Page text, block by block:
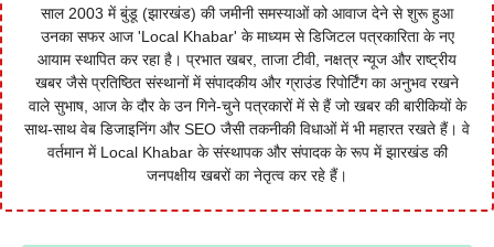
साल 2003 में बुंडू (झारखंड) की जमीनी समस्याओं को आवाज देने से शुरू हुआ
उनका सफर आज 'Local Khabar' के माध्यम से डिजिटल पत्रकारिता के नए
आयाम स्थापित कर रहा है। प्रभात खबर, ताजा टीवी, नक्षत्र न्यूज और राष्ट्रीय
खबर जैसे प्रतिष्ठित संस्थानों में संपादकीय और ग्राउंड रिपोर्टिंग का अनुभव रखने
वाले सुभाष, आज के दौर के उन गिने-चुने पत्रकारों में से हैं जो खबर की बारीकियों के
साथ-साथ वेब डिजाइनिंग और SEO जैसी तकनीकी विधाओं में भी महारत रखते हैं। वे
वर्तमान में Local Khabar के संस्थापक और संपादक के रूप में झारखंड की
जनपक्षीय खबरों का नेतृत्व कर रहे हैं।